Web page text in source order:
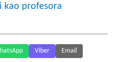
kao profesora
Viber Email